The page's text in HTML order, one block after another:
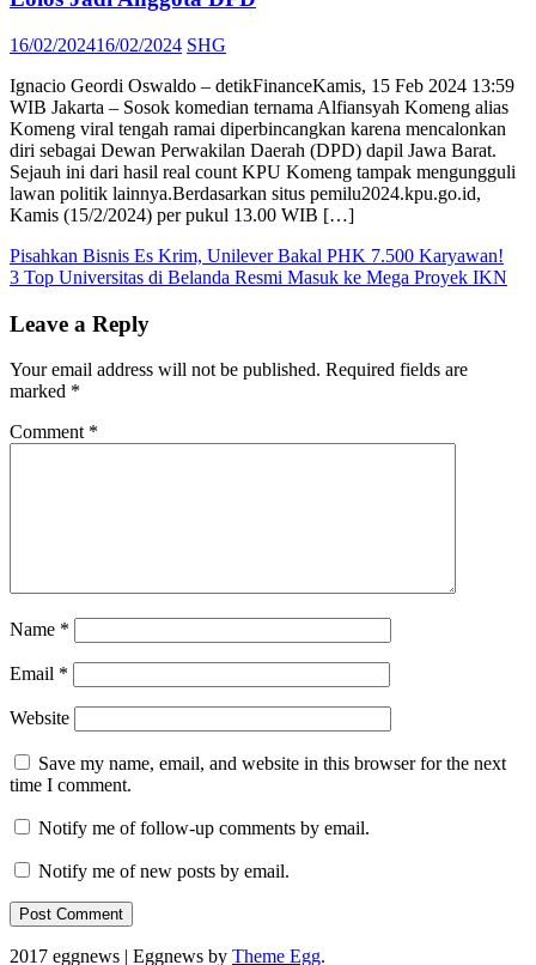
Posted
16/02/202416/02/2024 Author
SHG
Ignacio Geordi Oswaldo – detikFinanceKamis, 15 Feb 2024 13:59
WIB Jakarta – Sosok komedian ternama Alfiansyah Komeng alias
Komeng viral tengah ramai diperbincangkan karena mencalonkan
diri sebagai Dewan Perwakilan Daerah (DPD) dapil Jawa Barat.
Sejauh ini dari hasil real count KPU Komeng tampak mengungguli
lawan politik lainnya.Berdasarkan situs pemilu2024.kpu.go.id,
Kamis (15/2/2024) per pukul 13.00 WIB […]
Post
navigation
Pisahkan Bisnis Es Krim, Unilever Bakal PHK 7.500 Karyawan!
3 Top Universitas di Belanda Resmi Masuk ke Mega Proyek IKN
Leave a Reply
Your email address will not be published. Required fields are
marked *
Comment *
Name *
Email *
Website
Save my name, email, and website in this browser for the next
time I comment.
Notify me of follow-up comments by email.
Notify me of new posts by email.
2017 eggnews | Eggnews by Theme Egg.